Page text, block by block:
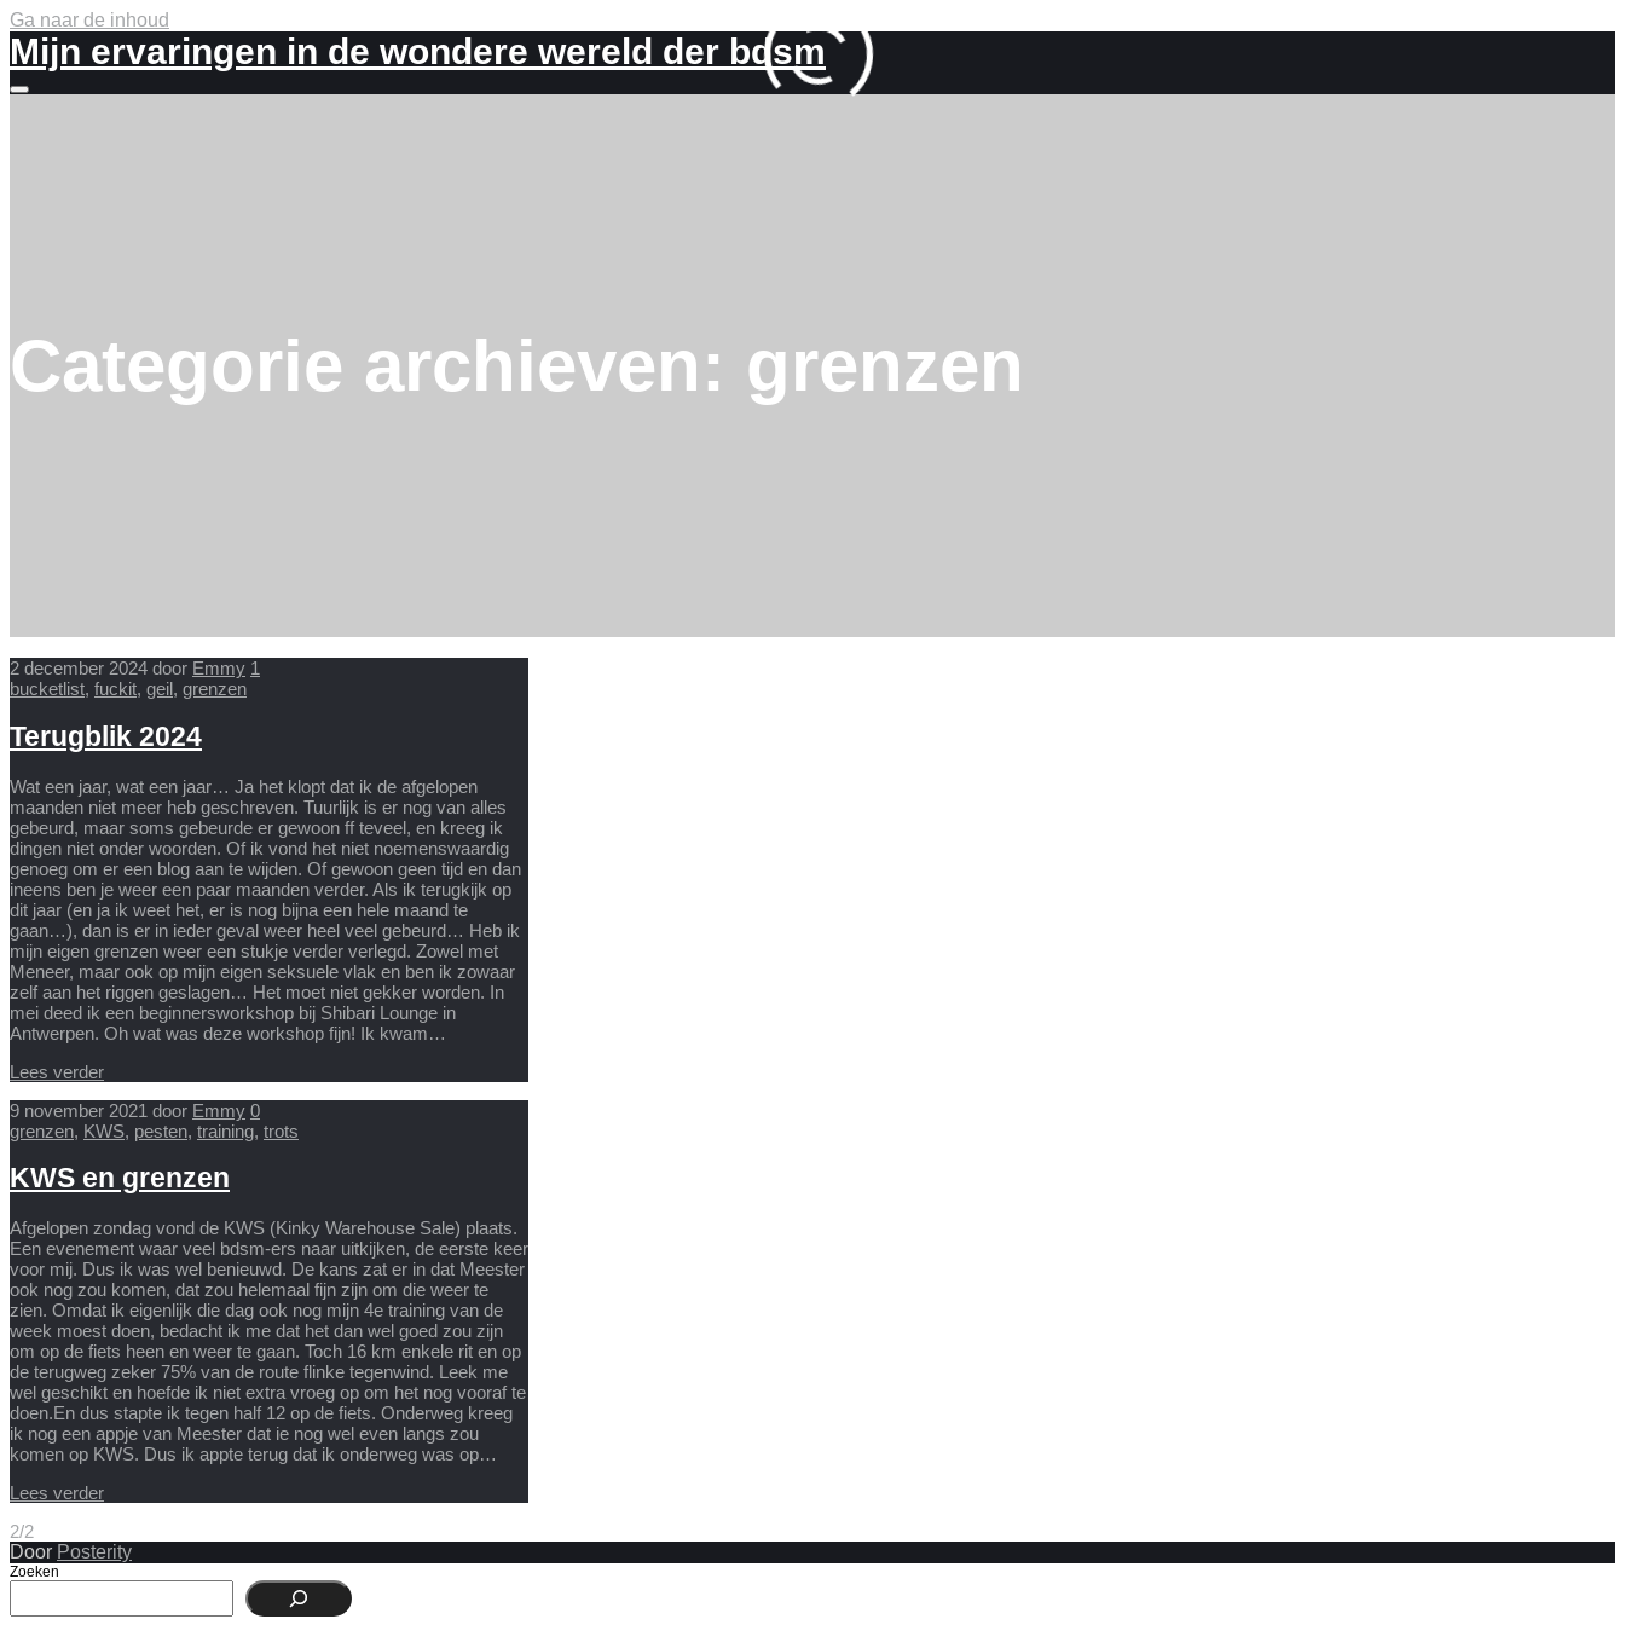
Ga naar de inhoud
Mijn ervaringen in de wondere wereld der bdsm
Meer
Categorie archieven: grenzen
2 december 2024 door Emmy 1
bucketlist, fuckit, geil, grenzen
Terugblik 2024
Wat een jaar, wat een jaar… Ja het klopt dat ik de afgelopen
maanden niet meer heb geschreven. Tuurlijk is er nog van alles
gebeurd, maar soms gebeurde er gewoon ff teveel, en kreeg ik
dingen niet onder woorden. Of ik vond het niet noemenswaardig
genoeg om er een blog aan te wijden. Of gewoon geen tijd en dan
ineens ben je weer een paar maanden verder. Als ik terugkijk op
dit jaar (en ja ik weet het, er is nog bijna een hele maand te
gaan…), dan is er in ieder geval weer heel veel gebeurd… Heb ik
mijn eigen grenzen weer een stukje verder verlegd. Zowel met
Meneer, maar ook op mijn eigen seksuele vlak en ben ik zowaar
zelf aan het riggen geslagen… Het moet niet gekker worden. In
mei deed ik een beginnersworkshop bij Shibari Lounge in
Antwerpen. Oh wat was deze workshop fijn! Ik kwam…
Lees verder
9 november 2021 door Emmy 0
grenzen, KWS, pesten, training, trots
KWS en grenzen
Afgelopen zondag vond de KWS (Kinky Warehouse Sale) plaats.
Een evenement waar veel bdsm-ers naar uitkijken, de eerste keer
voor mij. Dus ik was wel benieuwd. De kans zat er in dat Meester
ook nog zou komen, dat zou helemaal fijn zijn om die weer te
zien. Omdat ik eigenlijk die dag ook nog mijn 4e training van de
week moest doen, bedacht ik me dat het dan wel goed zou zijn
om op de fiets heen en weer te gaan. Toch 16 km enkele rit en op
de terugweg zeker 75% van de route flinke tegenwind. Leek me
wel geschikt en hoefde ik niet extra vroeg op om het nog vooraf te
doen.En dus stapte ik tegen half 12 op de fiets. Onderweg kreeg
ik nog een appje van Meester dat ie nog wel even langs zou
komen op KWS. Dus ik appte terug dat ik onderweg was op…
Lees verder
2/2
Door Posterity
Zoeken